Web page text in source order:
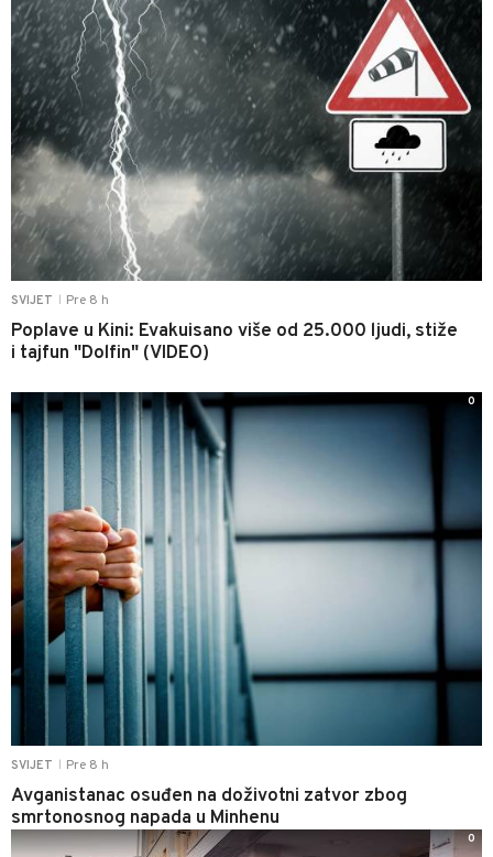
SVIJET Pre 8 h
Poplave u Kini: Evakuisano više od 25.000 ljudi, stiže
i tajfun "Dolfin" (VIDEO)
SVIJET Pre 8 h
Avganistanac osuđen na doživotni zatvor zbog
smrtonosnog napada u Minhenu
0
0